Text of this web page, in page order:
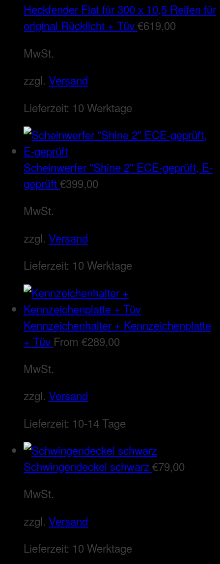
Heckfender Flat für 300 x 10,5 Reifen für
original Rücklicht + Tüv€619,00
MwSt.
zzgl. Versand
Lieferzeit: 10 Werktage
Scheinwerfer "Shine 2" ECE-geprüft, E-
geprüft€399,00
MwSt.
zzgl. Versand
Lieferzeit: 10 Werktage
Kennzeichenhalter + Kennzeichenplatte
+ Tüv From €289,00
MwSt.
zzgl. Versand
Lieferzeit: 10-14 Tage
Schwingendeckel schwarz€79,00
MwSt.
zzgl. Versand
Lieferzeit: 10 Werktage